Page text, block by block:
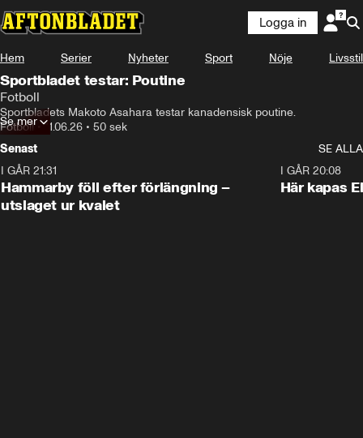
Logga in
Hem Serier Nyheter Sport Nöje Livsstil
Sportbladet testar: Poutine
Fotboll
Sportbladets Makoto Asahara testar kanadensisk poutine.
Fotboll•11.06.26 • 50 sek
Se mer
Senast
SE ALLA
I GÅR 21:31
Hammarby föll efter förlängning –
utslaget ur kvalet
I GÅR 20:08
Här kapas